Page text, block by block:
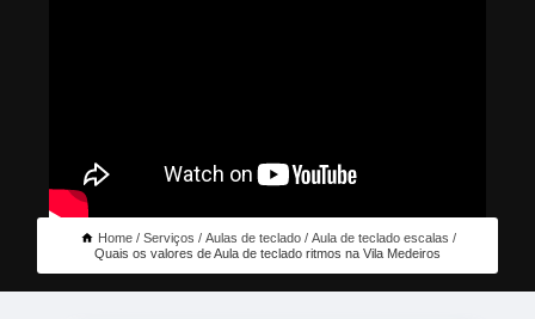
Home Serviços Aulas de teclado
Aula de teclado escalas
Quais os valores de Aula de teclado ritmos na Vila Medeiros